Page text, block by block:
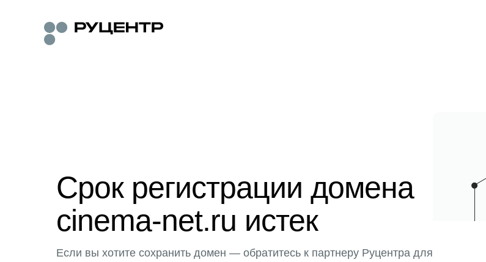
Срок регистрации домена
cinema-net.ru истек
Если вы хотите сохранить домен — обратитесь к партнеру Руцентра для